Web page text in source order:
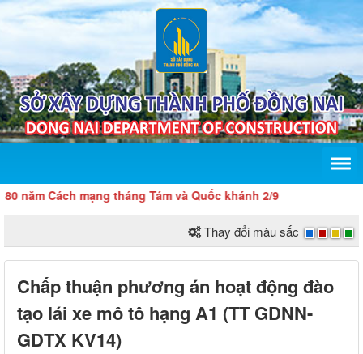
Cách mạng tháng Tám và Quốc khánh 2/9
Thay đổi màu sắc
Chấp thuận phương án hoạt động đào
tạo lái xe mô tô hạng A1 (TT GDNN-
GDTX KV14)